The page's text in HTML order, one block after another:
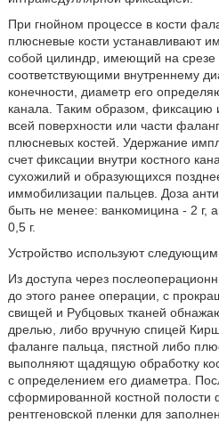
При гнойном процессе в кости
плюсневые кости устанавливают
собой цилиндр, имеющий на срезе
соответствующими внутреннему
конечности, диаметр его
канала. Таким образом, фиксацию
всей поверхности или части
плюсневых костей. Удержание
счет фиксации внутри костного
сухожилий и образующихся
иммобилизации пальцев. Доза
быть не менее: ванкомицина - 2 г,
0,5 г.
Устройство используют следующим
Из доступа через
до этого ранее операции, с
свищей и Рубцовых тканей
дрелью, либо вручную спицей
фаланге пальца, пястной либо
выполняют щадящую обработку
с определением его диаметра.
сформированной костной полости
рентгеновской пленки для